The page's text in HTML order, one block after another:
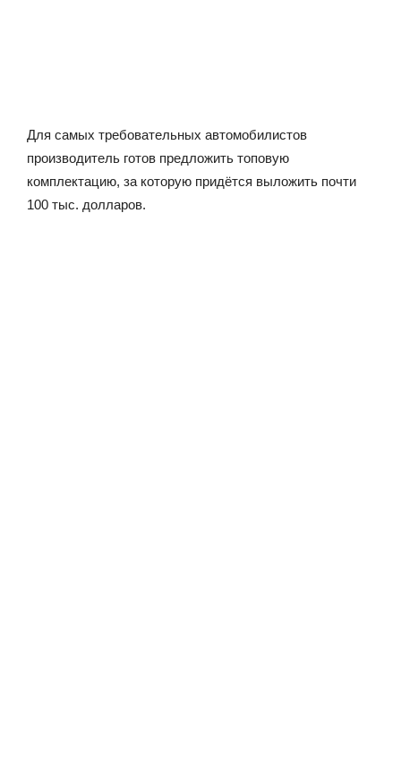
Для самых требовательных автомобилистов
производитель готов предложить топовую
комплектацию, за которую придётся выложить почти
100 тыс. долларов.